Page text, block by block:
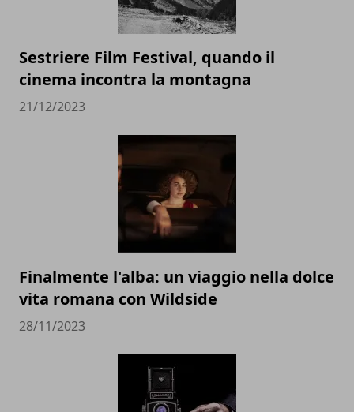
Sestriere Film Festival, quando il
cinema incontra la montagna
21/12/2023
Finalmente l'alba: un viaggio nella dolce
vita romana con Wildside
28/11/2023